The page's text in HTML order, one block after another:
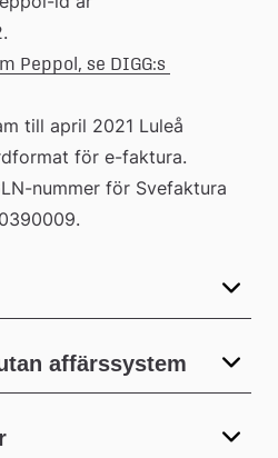
Peppol, se DIGG:s
till april 2021 Luleå
för e-faktura.
nummer för Svefaktura
affärssystem